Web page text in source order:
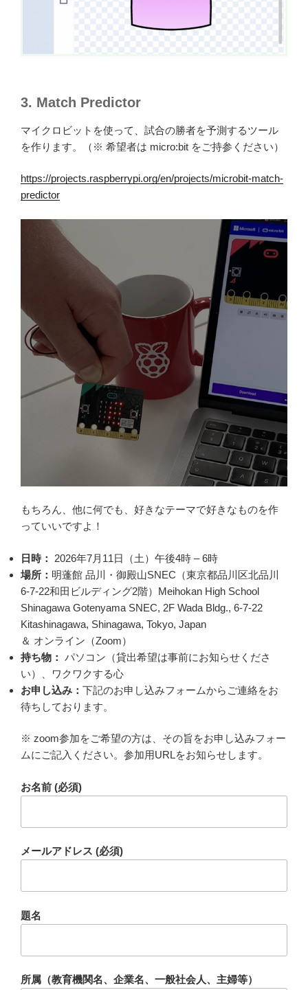
3. Match Predictor
マイクロビットを使って、試合の勝者を予測するツール
を作ります。（※ 希望者は micro:bit をご持参ください）
https://projects.raspberrypi.org/en/projects/microbit-match-
predictor
もちろん、他に何でも、好きなテーマで好きなものを作
っていいですよ！
日時：
2026年7月11日（土）午後4時 – 6時
場所： 明蓬館 品川・御殿山SNEC（東京都品川区北品川
6-7-22和田ビルディング2階）Meihokan High School
Shinagawa Gotenyama SNEC, 2F Wada Bldg., 6-7-22
Kitashinagawa, Shinagawa, Tokyo, Japan
＆ オンライン（Zoom）
持ち物： パソコン（貸出希望は事前にお知らせくださ
い）、ワクワクする心
お申し込み： 下記のお申し込みフォームからご連絡をお
待ちしております。
※ zoom参加をご希望の方は、その旨をお申し込みフォー
ムにご記入ください。参加用URLをお知らせします。
お名前 (必須)
メールアドレス (必須)
題名
所属（教育機関名、企業名、一般社会人、主婦等）